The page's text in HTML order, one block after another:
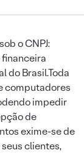
o CNPJ:
do Brasil.Toda
computadores
impedir
de
exime-se de
clientes,